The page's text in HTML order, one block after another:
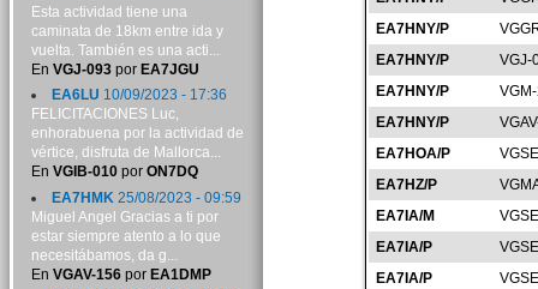
EA7HNY/P
EA7HNY/P
VGJ-
EA7HNY/P
EA7HNY/P
EA7HOA/P
EA7HZ/P
EA7IA/M
EA7IA/P
EA7IA/P
Esta actividad tiene una
caminata de 18km entre ida y
vuelta. También es una acti...
En VGJ-093por EA7JGU
EA6LU 10/09/2023 - 17:36
FELICITACIONES Luc,
enhorabuena por la actividad de
vértice, disfruta de Mallorca...
En VGIB-010por ON7DQ
EA7HMK 25/08/2023 - 09:59
Miguel Angel Gracias a ti por
estar siempre atento a lo que
necesitábamos, da g...
En VGAV-156por EA1DMP